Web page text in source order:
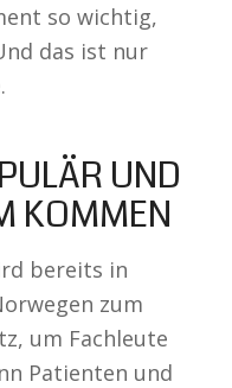
so wichtig,
das ist nur
UND
KOMMEN
bereits in
zum
um Fachleute
Patienten und